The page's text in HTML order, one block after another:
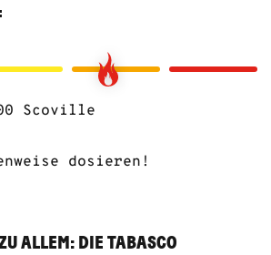
Scoville
dosieren!
ALLEM: DIE TABASCO